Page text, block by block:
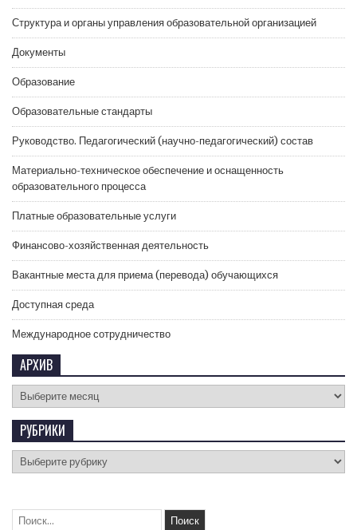
Структура и органы управления образовательной организацией
Документы
Образование
Образовательные стандарты
Руководство. Педагогический (научно-педагогический) состав
Материально-техническое обеспечение и оснащенность
образовательного процесса
Платные образовательные услуги
Финансово-хозяйственная деятельность
Вакантные места для приема (перевода) обучающихся
Доступная среда
Международное сотрудничество
АРХИВ
РУБРИКИ